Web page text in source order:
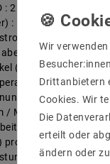
25
: 5
bis : 7500
: 83
(Grad) : 120
(C°) : -20ºC -
(Volt) : 24
/ Meter max bis (mA)
(max) bis
pro Meter bis : 14,4
(W) bis : 72
Wir
Drittanbietern
Cookies. Wir
Die
erteilt oder
ändern oder